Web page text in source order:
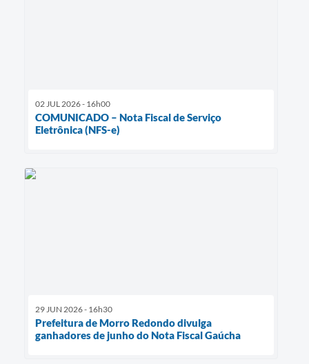
02 JUL 2026 - 16h00
COMUNICADO – Nota Fiscal de Serviço
Eletrônica (NFS-e)
29 JUN 2026 - 16h30
Prefeitura de Morro Redondo divulga
ganhadores de junho do Nota Fiscal Gaúcha